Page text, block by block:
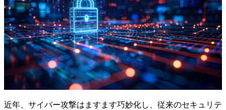
近年、サイバー攻撃はますます巧妙化し、従来のセキュリテ